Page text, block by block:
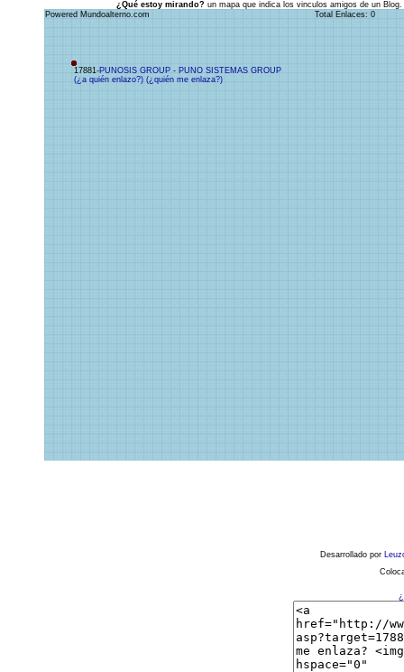
¿Qué estoy mirando? un mapa que indica los vinculos amigos de un
17881-PUNOSIS GROUP - PUNO SISTEMAS GROUP
(¿a quién enlazo?) (¿quién me enlaza?)
Powered Mundoalterno.com Total Enlaces: 0
Desarrollado por